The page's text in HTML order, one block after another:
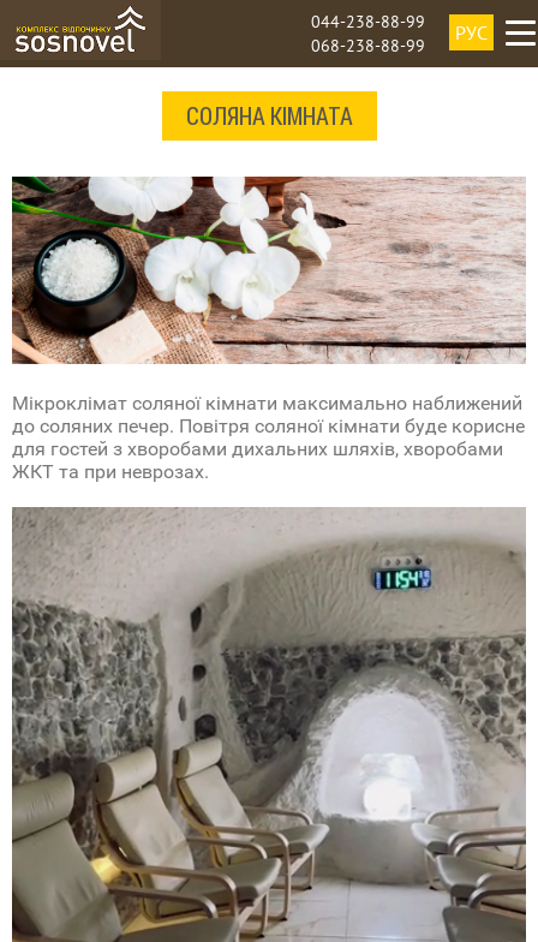
044-238-88-99
068-238-88-99
РУС
СОЛЯНА КІМНАТА
Мікроклімат соляної кімнати максимально наближений
до соляних печер. Повітря соляної кімнати буде корисне
для гостей з хворобами дихальних шляхів, хворобами
ЖКТ та при неврозах.